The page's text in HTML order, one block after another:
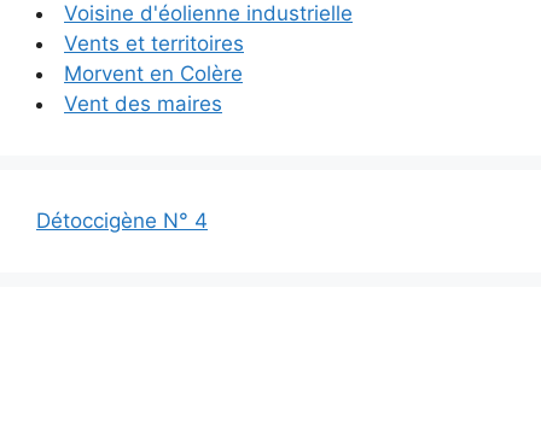
Voisine d'éolienne industrielle
Vents et territoires
Morvent en Colère
Vent des maires
Détoccigène N° 4